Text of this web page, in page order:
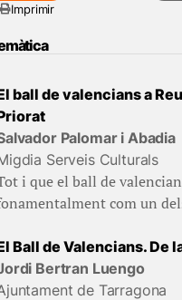
Imprimir
ball de valencians a
Palomar i Abadia
Serveis Culturals
i que el ball de
com un
Ball de Valencians. De
Bertran Luengo
de Tarragona